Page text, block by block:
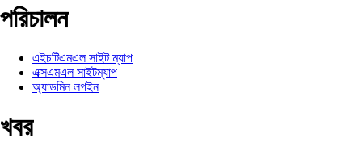
পরিচালন
এইচটিএমএল সাইট ম্যাপ
এক্সএমএল সাইটম্যাপ
অ্যাডমিন লগইন
খবর